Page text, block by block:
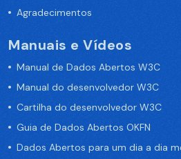
Agradecimentos
Manuais e Vídeos
Manual de Dados Abertos W3C
Manual do desenvolvedor W3C
Cartilha do desenvolvedor W3C
Guia de Dados Abertos OKFN
Dados Abertos para um dia a dia